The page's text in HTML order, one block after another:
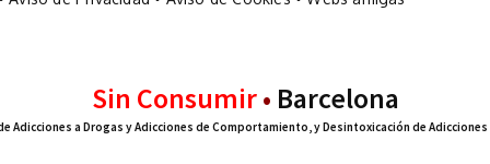
Sin Consumir• Barcelona
Adicciones a Drogas y Adicciones de Comportamiento, y Desintoxicación de Adicciones